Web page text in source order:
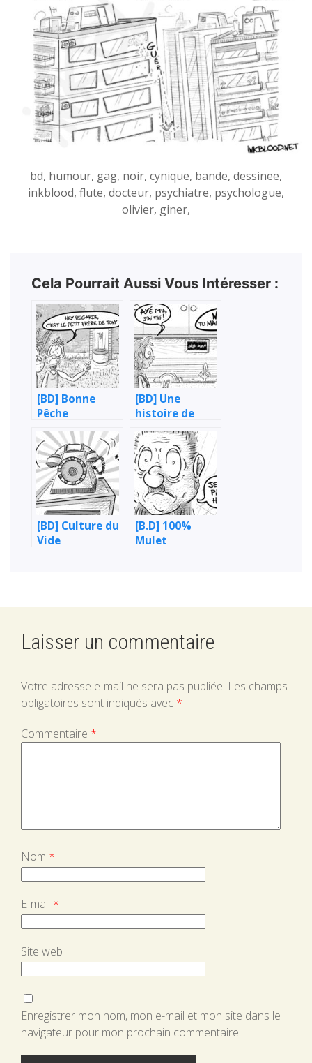
bd, humour, gag, noir, cynique, bande, dessinee,
inkblood, flute, docteur, psychiatre, psychologue,
olivier, giner,
Cela Pourrait Aussi Vous Intéresser :
[BD] Bonne
Pêche
[BD] Une
histoire de
goût
[BD] Culture du
Vide
[B.D] 100%
Mulet
Laisser un commentaire
Votre adresse e-mail ne sera pas publiée. Les champs
obligatoires sont indiqués avec *
Commentaire *
Nom *
E-mail *
Site web
Enregistrer mon nom, mon e-mail et mon site dans le
navigateur pour mon prochain commentaire.